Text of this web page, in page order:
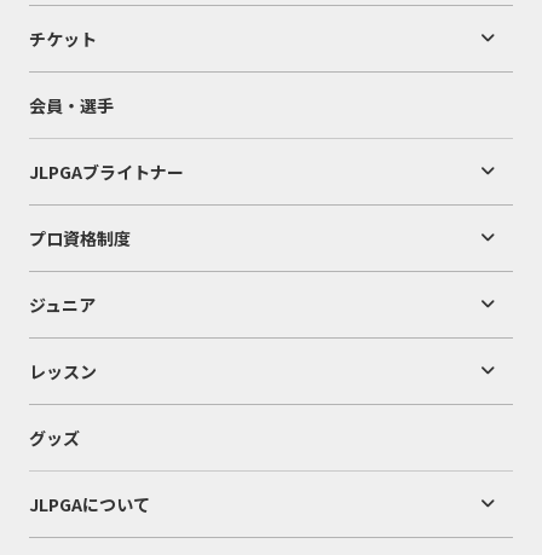
チケット
会員・選手
JLPGAブライトナー
プロ資格制度
ジュニア
レッスン
グッズ
JLPGAについて